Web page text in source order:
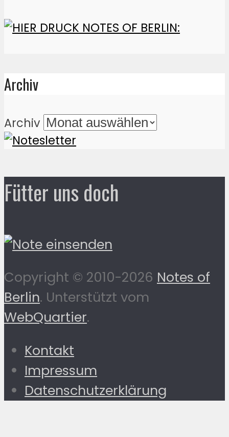
Archiv
Archiv
Fütter uns doch
Copyright © 2010-2026 Notes of
Berlin. Unterstützt vom
WebQuartier.
Kontakt
Impressum
Datenschutzerklärung